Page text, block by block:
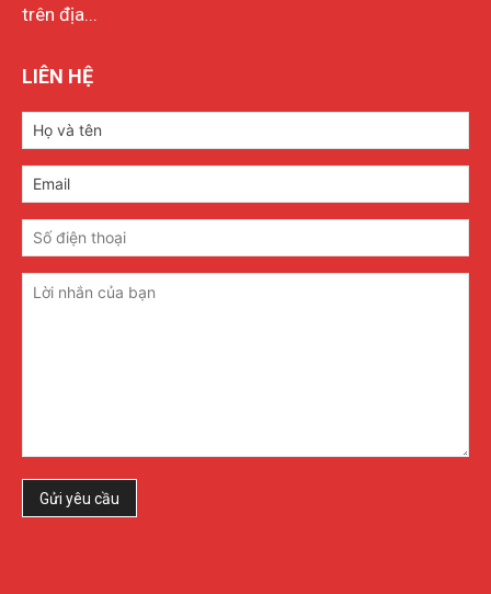
trên địa...
LIÊN HỆ